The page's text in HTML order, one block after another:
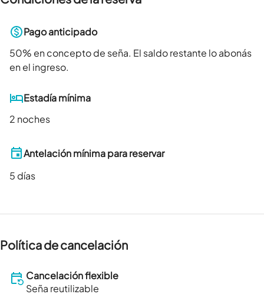
Pago anticipado
50% en concepto de seña. El saldo restante lo abonás
en el ingreso.
Estadía mínima
2 noches
Antelación mínima para reservar
5 días
Política de cancelación
Cancelación flexible
Seña reutilizable